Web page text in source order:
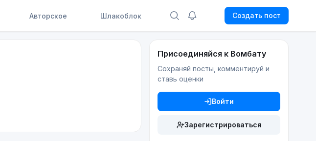
Авторское Шлакоблок Создать пост
Присоединяйся к Вомбату
Сохраняй посты, комментируй и
ставь оценки
Войти
Зарегистрироваться